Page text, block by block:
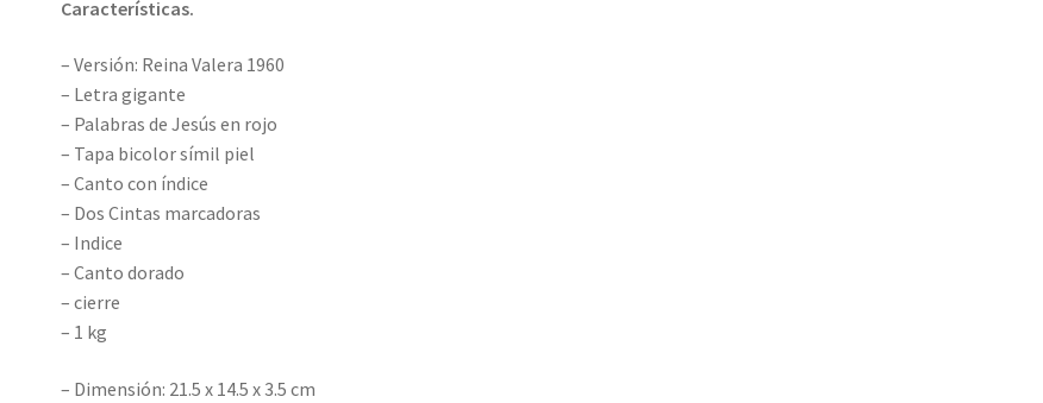
Características.
– Versión: Reina Valera 1960
– Letra gigante
– Palabras de Jesús en rojo
– Tapa bicolor símil piel
– Canto con índice
– Dos Cintas marcadoras
– Indice
– Canto dorado
– cierre
– 1 kg
– Dimensión: 21.5 x 14.5 x 3.5 cm